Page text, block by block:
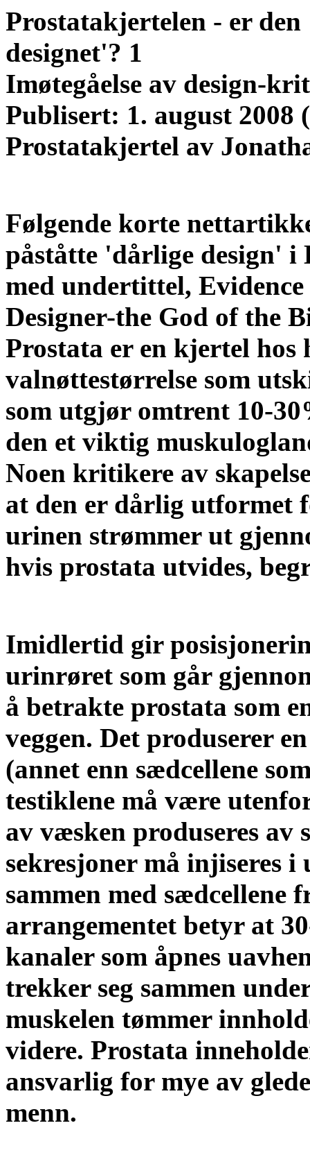
Prostatakjertelen - er
designet'? 1
Imøtegåelse av design-
Publisert: 1. august 2008
Prostatakjertel av
Følgende korte
påståtte 'dårlige design' i
med undertittel,
Designer-the God of the
Prostata er en kjertel hos
valnøttestørrelse som
som utgjør omtrent 10-
den et viktig
Noen kritikere av
at den er dårlig utformet
urinen strømmer ut
hvis prostata utvides,
Imidlertid gir
urinrøret som går
å betrakte prostata som
veggen. Det produserer
(annet enn sædcellene
testiklene må være
av væsken produseres av
sekresjoner må injiseres
sammen med sædcellene
arrangementet betyr at
kanaler som åpnes
trekker seg sammen
muskelen tømmer
videre. Prostata
ansvarlig for mye av
menn.